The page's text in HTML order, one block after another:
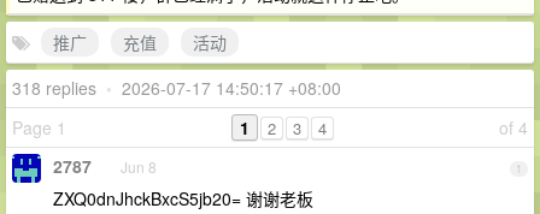
推广
充值
活动
318 replies • 2026-07-17 14:50:17 +08:00
Page 1
of 4
1 2 3 4
1
2787 Jun 8
ZXQ0dnJhckBxcS5jb20= 谢谢老板